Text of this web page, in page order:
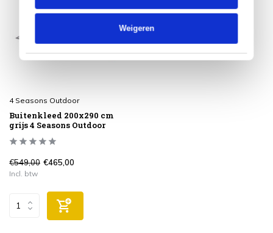
Weigeren
4 Seasons Outdoor
Buitenkleed 200x290 cm
grijs 4 Seasons Outdoor
€549,00 €465,00
Incl. btw